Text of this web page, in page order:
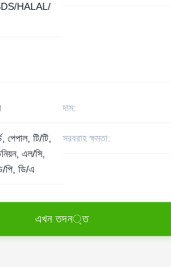
HALAL/
দাম:
পেপাল, টি/টি,
এল/সি,
পি, ডি/এ
সরবরাহ ক্ষমতা:
এখন তদন্ত